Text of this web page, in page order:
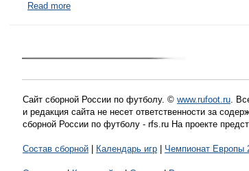
Read more
Сайт сборной России по футболу. © www.rufoot.ru.
и редакция сайта не несет ответственности за
сборной России по футболу - rfs.ru На проекте
Состав сборной Календарь игр Чемпионат Европы